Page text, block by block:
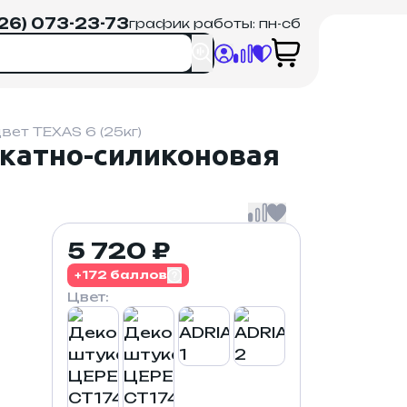
073-23-73график работы: пн-сб
TEXAS 6 (25кг)
силиконовая
5 720 ₽
+172 баллов
Цвет: